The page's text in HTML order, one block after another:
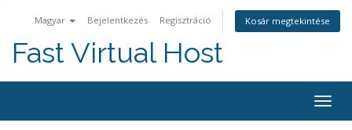
Magyar Bejelentkezés Regisztráció Kosár megtekintése
Fast Virtual Host
a